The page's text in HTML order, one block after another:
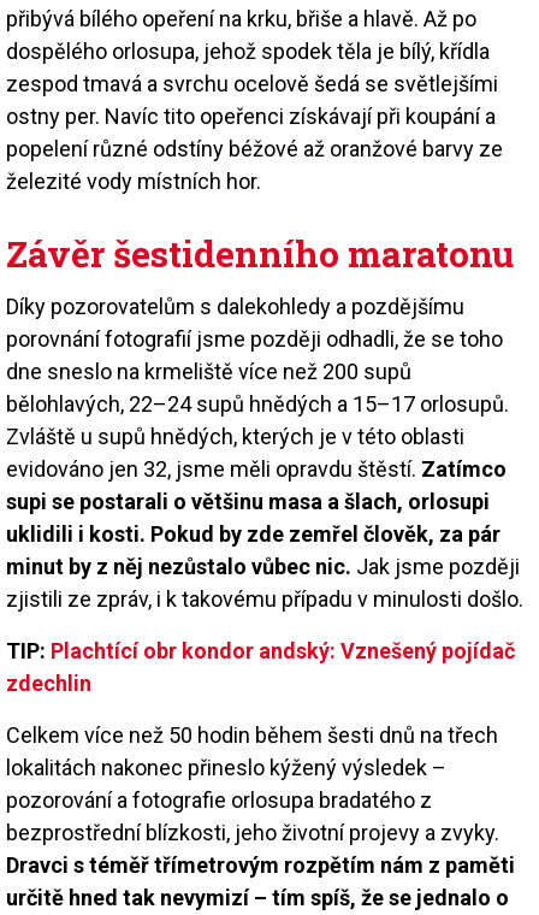
přibývá bílého opeření na krku, břiše a hlavě. Až po
dospělého orlosupa, jehož spodek těla je bílý, křídla
zespod tmavá a svrchu ocelově šedá se světlejšími
ostny per. Navíc tito opeřenci získávají při koupání a
popelení různé odstíny béžové až oranžové barvy ze
železité vody místních hor.
Závěr šestidenního maratonu
Díky pozorovatelům s dalekohledy a pozdějšímu
porovnání fotografií jsme později odhadli, že se toho
dne sneslo na krmeliště více než 200 supů
bělohlavých, 22–24 supů hnědých a 15–17 orlosupů.
Zvláště u supů hnědých, kterých je v této oblasti
evidováno jen 32, jsme měli opravdu štěstí. Zatímco
supi se postarali o většinu masa a šlach, orlosupi
uklidili i kosti. Pokud by zde zemřel člověk, za pár
minut by z něj nezůstalo vůbec nic. Jak jsme později
zjistili ze zpráv, i k takovému případu v minulosti došlo.
TIP: Plachtící obr kondor andský: Vznešený pojídač
zdechlin
Celkem více než 50 hodin během šesti dnů na třech
lokalitách nakonec přineslo kýžený výsledek –
pozorování a fotografie orlosupa bradatého z
bezprostřední blízkosti, jeho životní projevy a zvyky.
Dravci s téměř třímetrovým rozpětím nám z paměti
určitě hned tak nevymizí – tím spíš, že se jednalo o